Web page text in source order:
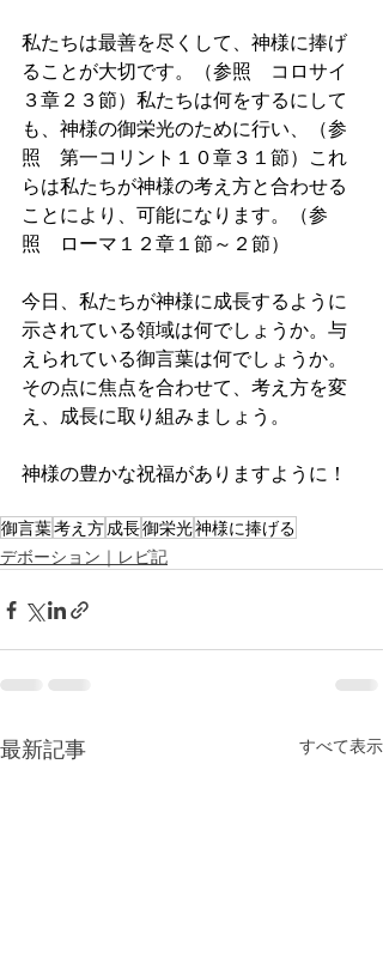
私たちは最善を尽くして、神様に捧げ
ることが大切です。（参照　コロサイ
３章２３節）私たちは何をするにして
も、神様の御栄光のために行い、（参
照　第一コリント１０章３１節）これ
らは私たちが神様の考え方と合わせる
ことにより、可能になります。（参
照　ローマ１２章１節～２節）
今日、私たちが神様に成長するように
示されている領域は何でしょうか。与
えられている御言葉は何でしょうか。
その点に焦点を合わせて、考え方を変
え、成長に取り組みましょう。
神様の豊かな祝福がありますように！
御言葉考え方成長御栄光神様に捧げる
デボーション｜レビ記
最新記事 すべて表示